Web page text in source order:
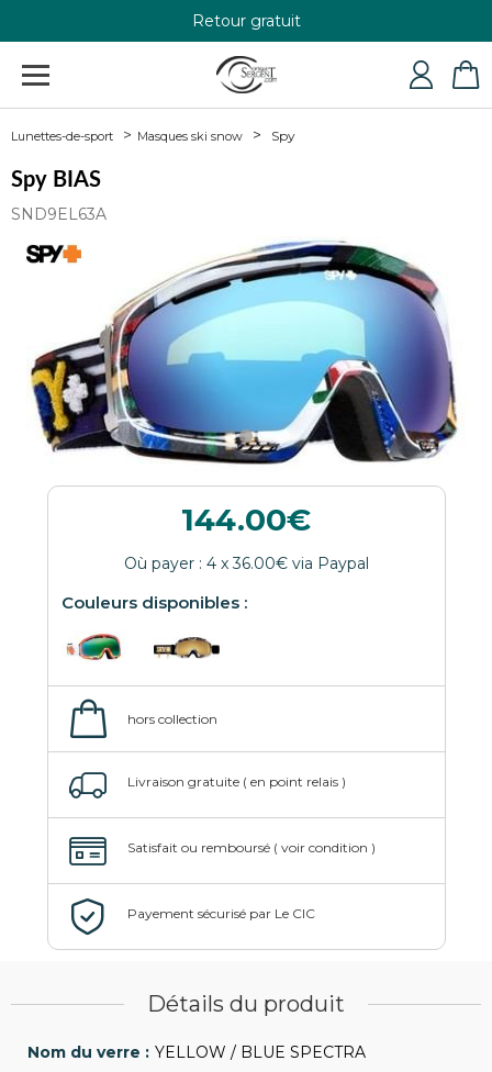
Retour gratuit
+33 4 79 24 76 84
Lunettes-de-sport Masques ski snow Spy
Spy BIAS
SND9EL63A
144.00
Détails du produit
YELLOW / BLUE SPECTRA